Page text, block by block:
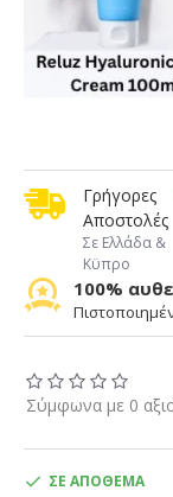
Γρήγορες
Αποστολές
Σε Ελλάδα &
Κϋπρο
100%
Σύμφωνα με 0
ΣΕ ΑΠΌΘΕΜΑ